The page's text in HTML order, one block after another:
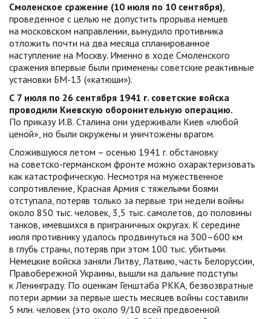
Смоленское сражение (10 июля по 10 сентября),
проведенное с целью не допустить прорыва немцев
на московском направлении, вынудило противника
отложить почти на два месяца спланированное
наступление на Москву. Именно в ходе Смоленского
сражения впервые были применены советские реактивные
установки БМ-13 («катюши»).
С 7 июля по 26 сентября 1941 г. советские войска
проводили Киевскую оборонительную операцию.
По приказу И.В. Сталина они удерживали Киев «любой
ценой», но были окружены и уничтожены врагом.
Сложившуюся летом – осенью 1941 г. обстановку
на советско-германском фронте можно охарактеризовать
как катастрофическую. Несмотря на мужественное
сопротивление, Красная Армия с тяжелыми боями
отступала, потеряв только за первые три недели войны
около 850 тыс. человек, 3,5 тыс. самолетов, до половины
танков, имевшихся в приграничных округах. К середине
июля противнику удалось продвинуться на 300–600 км
в глубь страны, потеряв при этом 100 тыс. убитыми.
Немецкие войска заняли Литву, Латвию, часть Белоруссии,
Правобережной Украины, вышли на дальние подступы
к Ленинграду. По оценкам Генштаба РККА, безвозвратные
потери армии за первые шесть месяцев войны составили
5 млн. человек (это около 9/10 всей предвоенной